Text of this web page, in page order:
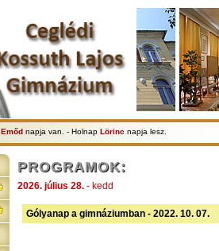
Emőd napja van. - Holnap Lörinc napja lesz.
PROGRAMOK:
2026. július 28. - kedd
Gólyanap a gimnáziumban - 2022. 10. 07.